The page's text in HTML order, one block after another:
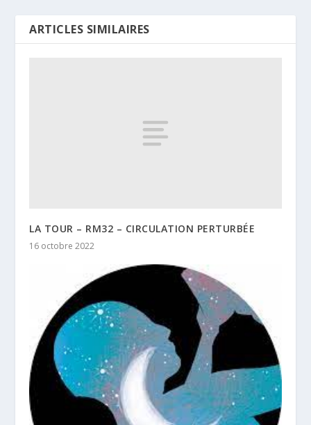
ARTICLES SIMILAIRES
LA TOUR – RM32 – CIRCULATION PERTURBÉE
16 octobre 2022